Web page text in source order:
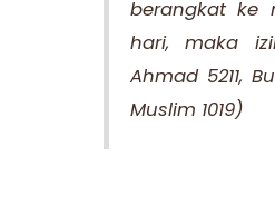
berangkat ke
hari, maka
Ahmad 5211,
Muslim 1019)